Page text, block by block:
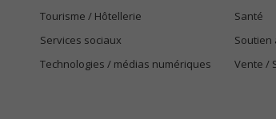
Tourisme / Hôtellerie
Santé
Services sociaux
Soutien
Technologies / médias numériques
Vente /